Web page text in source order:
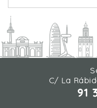
C/ La
91